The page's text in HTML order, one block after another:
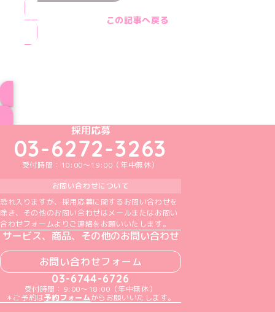
この記事へ戻る
めいどりーみんTikTok公式アカウント
めいどりーみんX公式アカウント
めいどりーみんInstagram公式アカウント
めいどりーみんFacebook公式アカウン
めいどりーみんYouTube公式アカ
採用応募
03-6272-3263
受付時間：10:00～19:00（年中無休）
お問い合わせについて
恐れ入りますが、採用応募に関するお問い合わせを
除き、その他のお問い合わせはメールまたはお問い
合わせフォームよりご連絡をお願いいたします。
サービス、商品、その他のお問い合わせ
お問い合わせフォーム
03-6744-6726
受付時間：9:00～18:00（年中無休）
＊ご予約は予約フォームからお願いいたします。